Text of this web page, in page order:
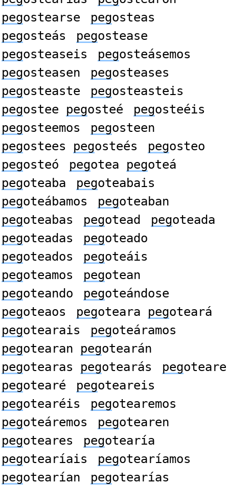
pegostearse pegosteas
pegosteás pegostease
pegosteaseis pegosteásemos
pegosteasen pegosteases
pegosteaste pegosteasteis
pegostee pegosteé pegosteéis
pegosteemos pegosteen
pegostees pegosteés pegosteo
pegosteó pegotea pegoteá
pegoteaba pegoteabais
pegoteábamos pegoteaban
pegoteabas pegotead pegoteada
pegoteadas pegoteado
pegoteados pegoteáis
pegoteamos pegotean
pegoteando pegoteándose
pegoteaos pegoteara pegoteará
pegotearais pegoteáramos
pegotearan pegotearán
pegotearas pegotearás pegoteare
pegotearé pegoteareis
pegotearéis pegotearemos
pegoteáremos pegotearen
pegoteares pegotearía
pegotearíais pegotearíamos
pegotearían pegotearías